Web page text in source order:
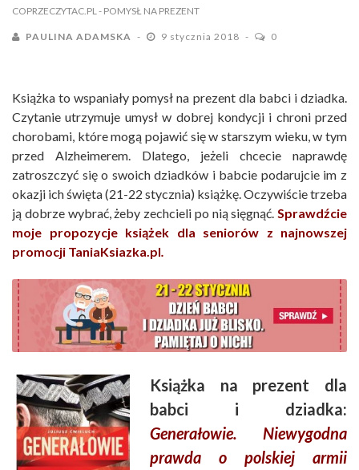
COPRZECZYTAC.PL - POMYSŁ NA PREZENT
PAULINA ADAMSKA 9 stycznia 2018 0
Książka to wspaniały pomysł na prezent dla babci i dziadka.
Czytanie utrzymuje umysł w dobrej kondycji i chroni przed
chorobami, które mogą pojawić się w starszym wieku, w tym
przed Alzheimerem. Dlatego, jeżeli chcecie naprawdę
zatroszczyć się o swoich dziadków i babcie podarujcie im z
okazji ich święta (21-22 stycznia) książkę. Oczywiście trzeba
ją dobrze wybrać, żeby zechcieli po nią sięgnąć. Sprawdźcie
moje propozycje książek dla seniorów z najnowszej
promocji TaniaKsiazka.pl.
Książka na prezent dla
babci i dziadka:
Generałowie. Niewygodna
prawda o polskiej armii